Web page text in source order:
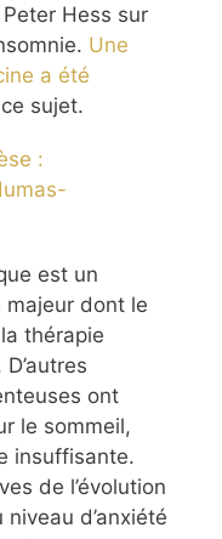
Hess sur
Une
a été
sujet.
:
est un
dont le
thérapie
ont
le sommeil,
insuffisante.
de l’évolution
d’anxiété